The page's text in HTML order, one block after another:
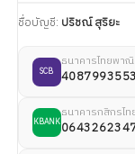
ชื่อบัญชี: ปริชณ์ สุริยะ
SCB
ธนาคารไทยพาณิ
4087993553
KBANK
ธนาคารกสิกรไท